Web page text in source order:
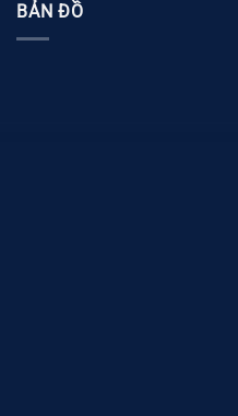
BẢN ĐỒ